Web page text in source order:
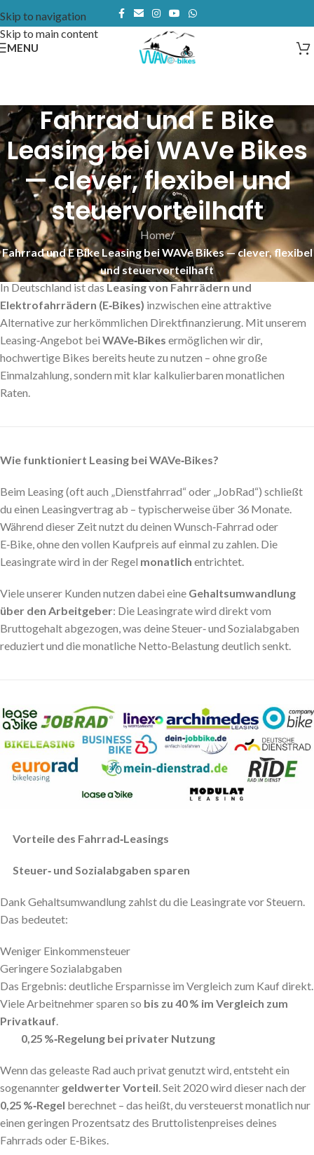
Skip to navigation
Skip to main content
MENU
Fahrrad und E Bike
Leasing bei WAVe Bikes
— clever, flexibel und
steuervorteilhaft
Home/
Fahrrad und E Bike Leasing bei WAVe Bikes — clever, flexibel
und steuervorteilhaft
In Deutschland ist das Leasing von Fahrrädern und
Elektrofahrrädern (E‑Bikes) inzwischen eine attraktive
Alternative zur herkömmlichen Direktfinanzierung. Mit unserem
Leasing‑Angebot bei WAVe‑Bikes ermöglichen wir dir,
hochwertige Bikes bereits heute zu nutzen – ohne große
Einmalzahlung, sondern mit klar kalkulierbaren monatlichen
Raten.
Wie funktioniert Leasing bei WAVe‑Bikes?
Beim Leasing (oft auch „Dienstfahrrad“ oder „JobRad“) schließt
du einen Leasingvertrag ab – typischerweise über 36 Monate.
Während dieser Zeit nutzt du deinen Wunsch‑Fahrrad oder
E‑Bike, ohne den vollen Kaufpreis auf einmal zu zahlen. Die
Leasingrate wird in der Regel monatlich entrichtet.
Viele unserer Kunden nutzen dabei eine Gehaltsumwandlung
über den Arbeitgeber: Die Leasingrate wird direkt vom
Bruttogehalt abgezogen, was deine Steuer‑ und Sozialabgaben
reduziert und die monatliche Netto‑Belastung deutlich senkt.
Vorteile des Fahrrad‑Leasings
Steuer‑ und Sozialabgaben sparen
Dank Gehaltsumwandlung zahlst du die Leasingrate vor Steuern.
Das bedeutet:
Weniger Einkommensteuer
Geringere Sozialabgaben
Das Ergebnis: deutliche Ersparnisse im Vergleich zum Kauf direkt.
Viele Arbeitnehmer sparen so bis zu 40 % im Vergleich zum
Privatkauf.
0,25 %‑Regelung bei privater Nutzung
Wenn das geleaste Rad auch privat genutzt wird, entsteht ein
sogenannter geldwerter Vorteil. Seit 2020 wird dieser nach der
0,25 %‑Regel berechnet – das heißt, du versteuerst monatlich nur
einen geringen Prozentsatz des Bruttolistenpreises deines
Fahrrads oder E‑Bikes.